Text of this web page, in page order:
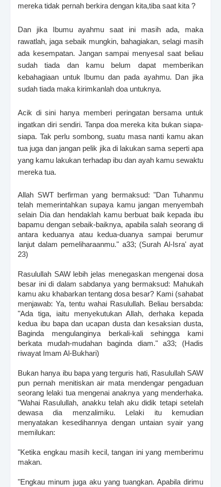
mereka tidak pernah berkira dengan kita,tiba saat kita ?
Dan jika Ibumu ayahmu saat ini masih ada, maka
rawatlah, jaga sebaik mungkin, bahagiakan, selagi masih
ada kesempatan. Jangan sampai menyesal saat beliau
sudah tiada dan kamu belum dapat memberikan
kebahagiaan untuk Ibumu dan pada ayahmu. Dan jika
sudah tiada maka kirimkanlah doa untuknya.
Acik di sini hanya memberi peringatan bersama untuk
ingatkan diri sendiri. Tanpa doa mereka kita bukan siapa-
siapa. Tak perlu sombong, suatu masa nanti kamu akan
tua juga dan jangan pelik jika di lakukan sama seperti apa
yang kamu lakukan terhadap ibu dan ayah kamu sewaktu
mereka tua.
Allah SWT berfirman yang bermaksud: "Dan Tuhanmu
telah memerintahkan supaya kamu jangan menyembah
selain Dia dan hendaklah kamu berbuat baik kepada ibu
bapamu dengan sebaik-baiknya, apabila salah seorang di
antara keduanya atau kedua-duanya sampai berumur
lanjut dalam pemeliharaanmu." a33; (Surah Al-Isra' ayat
23)
Rasulullah SAW lebih jelas menegaskan mengenai dosa
besar ini di dalam sabdanya yang bermaksud: Mahukah
kamu aku khabarkan tentang dosa besar? Kami (sahabat
menjawab: Ya, tentu wahai Rasulullah. Beliau bersabda:
"Ada tiga, iaitu menyekutukan Allah, derhaka kepada
kedua ibu bapa dan ucapan dusta dan kesaksian dusta,
Baginda mengulanginya berkali-kali sehingga kami
berkata mudah-mudahan baginda diam." a33; (Hadis
riwayat Imam Al-Bukhari)
Bukan hanya ibu bapa yang terguris hati, Rasulullah SAW
pun pernah menitiskan air mata mendengar pengaduan
seorang lelaki tua mengenai anaknya yang menderhaka.
"Wahai Rasulullah, anakku telah aku didik tetapi setelah
dewasa dia menzalimiku. Lelaki itu kemudian
menyatakan kesedihannya dengan untaian syair yang
memilukan:
"Ketika engkau masih kecil, tangan ini yang memberimu
makan.
"Engkau minum juga aku yang tuangkan. Apabila dirimu